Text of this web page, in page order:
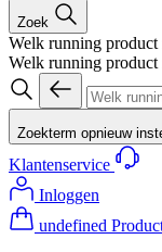
Zoek
Welk running product
Welk running product
Zoekterm opnieuw
Klantenservice
Inloggen
undefined